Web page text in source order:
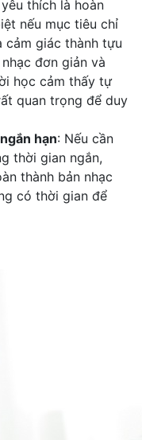
thích là hoàn
nếu mục tiêu chỉ
cảm giác thành tựu
đơn giản và
học cảm thấy tự
quan trọng để duy
hạn: Nếu cần
thời gian ngắn,
thành bản nhạc
có thời gian để